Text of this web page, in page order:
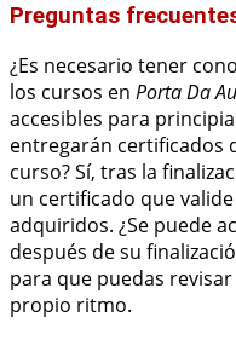
Preguntas
¿Es necesario tener
los cursos en Porta Da
accesibles para
entregarán certificados
curso? Sí, tras la
un certificado que
adquiridos. ¿Se puede
después de su
para que puedas
propio ritmo.